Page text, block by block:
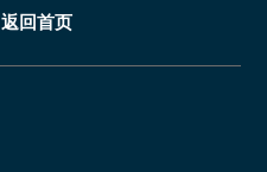
返回首页